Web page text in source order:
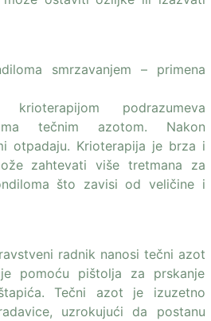
smrzavanjem – primena
krioterapijom podrazumeva
tečnim azotom. Nakon
otpadaju. Krioterapija je brza i
zahtevati više tretmana za
što zavisi od veličine i
radnik nanosi tečni azot
pomoću pištolja za prskanje
Tečni azot je izuzetno
uzrokujući da postanu